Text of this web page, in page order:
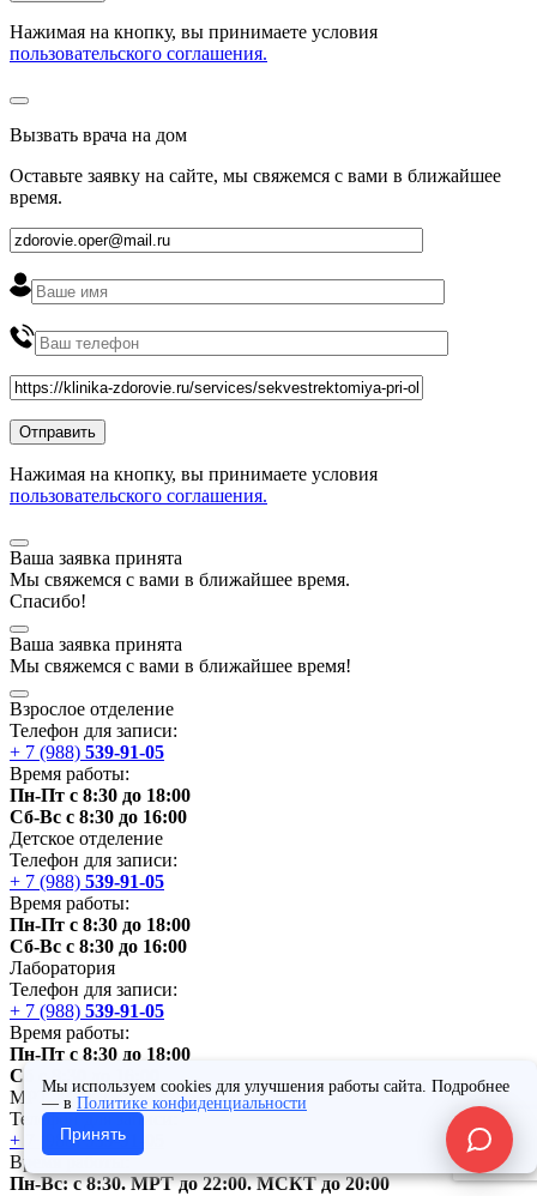
Нажимая на кнопку, вы принимаете условия
пользовательского соглашения.
Вызвать врача на дом
Оставьте заявку на сайте, мы свяжемся с вами в ближайшее
время.
Нажимая на кнопку, вы принимаете условия
пользовательского соглашения.
Ваша заявка принята
Мы свяжемся с вами в ближайшее время.
Спасибо!
Ваша заявка принята
Мы свяжемся с вами в ближайшее время!
Взрослое отделение
Телефон для записи:
+ 7 (988) 539-91-05
Время работы:
Пн-Пт с 8:30 до 18:00
Сб-Вс с 8:30 до 16:00
Детское отделение
Телефон для записи:
+ 7 (988) 539-91-05
Время работы:
Пн-Пт с 8:30 до 18:00
Сб-Вс с 8:30 до 16:00
Лаборатория
Телефон для записи:
+ 7 (988) 539-91-05
Время работы:
Пн-Пт с 8:30 до 18:00
Сб с 8:30 до 16:00
МРТ,МСКТ
Телефон для записи:
+ 7 (988)539-91-05
Время работы:
Пн-Вс: с 8:30. МРТ до 22:00.МСКТдо 20:00
Мы используем cookies для улучшения работы сайта. Подробнее
— в Политике конфиденциальности
Принять